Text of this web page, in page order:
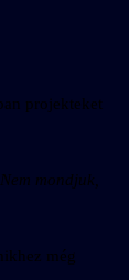
projekteket
mondjuk,
még